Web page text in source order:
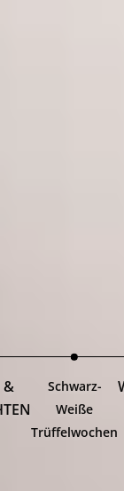
&
Schwarz-
Weiße
Trüffelwochen